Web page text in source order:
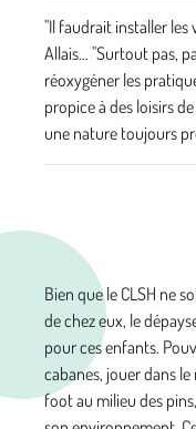
"Il faudrait installer les
Allais… "Surtout pas,
réoxygéner les
propice à des loisirs
une nature toujours
Bien que le CLSH ne
de chez eux, le
pour ces enfants.
cabanes, jouer dans
foot au milieu des